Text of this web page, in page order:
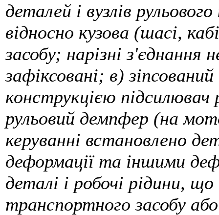
деталей і вузлів
відносно кузова (шасі,
засобу; нарізні з'єднання
зафіксовані; в)
конструкцією підсилювач
рульовий демпфер (на
керуванні встановлено
деформації та іншими
деталі і робочі рідини, що
транспортного засобу